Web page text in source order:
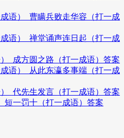
语）_曹瞒兵败走华容（打一成
语）_禅堂诵声连日起（打一成
_成方圆之路（打一成语）答案
语）_从此东瀛多事端（打一成
_代先生发言（打一成语）答案
短一罚十（打一成语）答案